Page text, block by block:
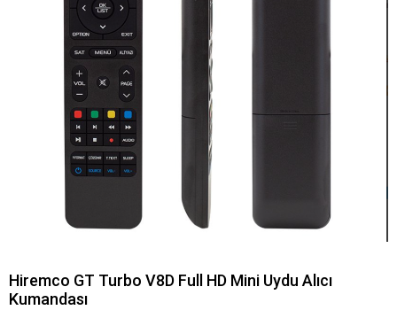
Hiremco GT Turbo V8D Full HD Mini Uydu Alıcı
Kumandası